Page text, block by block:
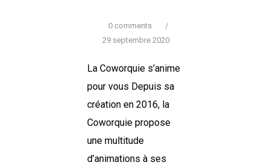
0 comments
/
29 septembre 2020
La Coworquie s’anime
pour vous Depuis sa
création en 2016, la
Coworquie propose
une multitude
d’animations à ses